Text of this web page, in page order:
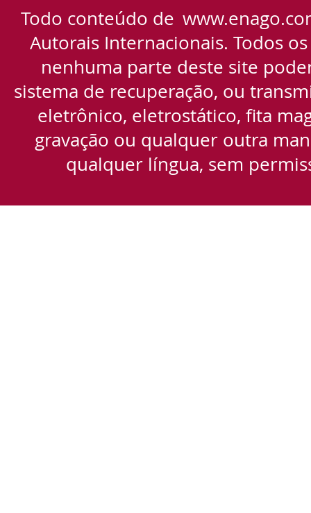
Todo conteúdo de
Autorais Internacionais. Todos
nenhuma parte deste site
sistema de recuperação, ou
eletrônico, eletrostático, fita
gravação ou qualquer outra
qualquer língua, sem